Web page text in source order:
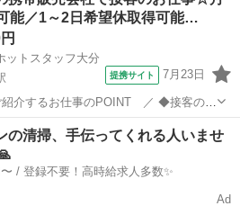
能／1～2日希望休取得可能…
トスタッフ大分
提携サイト 7月23日
が組みやすい ◆販売・接客のスキルが
内容☆
寺駅 営業
の清掃、手伝ってくれる人いませ
日給例1万円〜 / 登録不要！高時給求人多数✨
Ad